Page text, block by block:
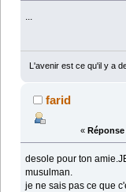
...
L'avenir est ce qu'il y a
farid
« Réponse
desole pour ton
musulman.
je ne sais pas ce que